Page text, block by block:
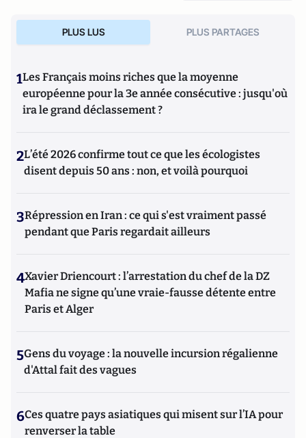
PLUS LUS PLUS PARTAGES
1Les Français moins riches que la moyenne
européenne pour la 3e année consécutive : jusqu'où
ira le grand déclassement ?
2L’été 2026 confirme tout ce que les écologistes
disent depuis 50 ans : non, et voilà pourquoi
3Répression en Iran : ce qui s'est vraiment passé
pendant que Paris regardait ailleurs
4Xavier Driencourt : l’arrestation du chef de la DZ
Mafia ne signe qu’une vraie-fausse détente entre
Paris et Alger
5Gens du voyage : la nouvelle incursion régalienne
d'Attal fait des vagues
6Ces quatre pays asiatiques qui misent sur l’IA pour
renverser la table